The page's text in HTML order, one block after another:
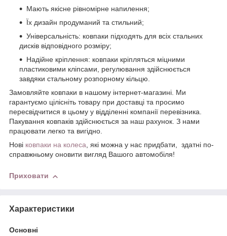
Мають якісне рівномірне напилення;
Їх дизайн продуманий та стильний;
Універсальність: ковпаки підходять для всіх стальних
дисків відповідного розміру;
Надійне кріплення: ковпаки кріпляться міцними
пластиковими кліпсами, регулювання здійснюється
завдяки стальному розпорному кільцю.
Замовляйте ковпаки в нашому інтернет-магазині. Ми
гарантуємо цілісніть товару при доставці та просимо
пересвідчитися в цьому у відділенні компанії перевізника.
Пакування ковпаків здійснюється за наш рахунок. З нами
працювати легко та вигідно.
Нові ковпаки на колеса, які можна у нас придбати, здатні по-
справжньому оновити вигляд Вашого автомобіля!
Приховати
Характеристики
Основні